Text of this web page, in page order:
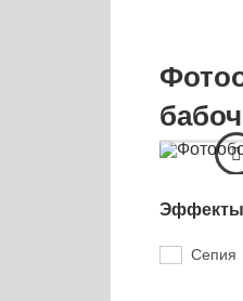
Эффекты
Сепия